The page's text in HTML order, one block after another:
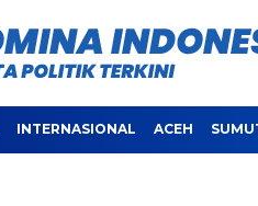
INTERNASIONAL ACEH